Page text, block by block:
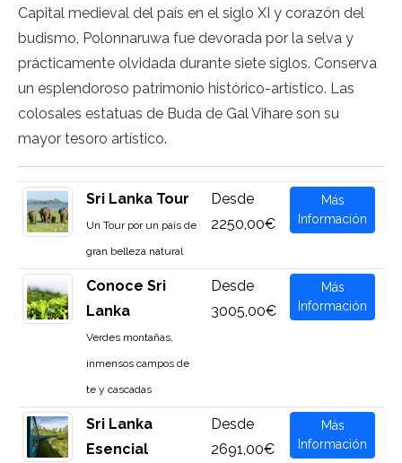
Capital medieval del país en el siglo XI y corazón del
budismo, Polonnaruwa fue devorada por la selva y
prácticamente olvidada durante siete siglos. Conserva
un esplendoroso patrimonio histórico-artístico. Las
colosales estatuas de Buda de Gal Vihare son su
mayor tesoro artístico.
Sri Lanka Tour
Un Tour por un país de
gran belleza natural
Desde
2250,00€
Más
Información
Conoce Sri
Lanka
Verdes montañas,
inmensos campos de
te y cascadas
Desde
3005,00€
Más
Información
Sri Lanka
Esencial
Desde
2691,00€
Más
Información